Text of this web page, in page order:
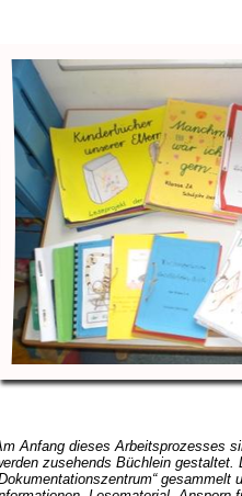
Anfang dieses Arbeitsprozesses
zusehends Büchlein gestaltet.
gesammelt